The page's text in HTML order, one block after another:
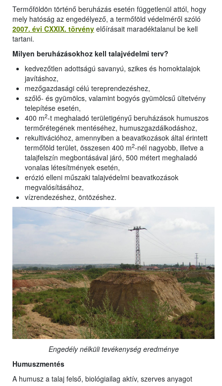
Termőföldön történő beruházás esetén függetlenül attól, hogy
mely hatóság az engedélyező, a termőföld védelméről szóló
2007. évi CXXIX. törvény előírásait maradéktalanul be kell
tartani.
Milyen beruházásokhoz kell talajvédelmi terv?
kedvezőtlen adottságú savanyú, szikes és homoktalajok
javításhoz,
mezőgazdasági célú tereprendezéshez,
szőlő- és gyümölcs, valamint bogyós gyümölcsű ültetvény
telepítése esetén,
400 m2-t meghaladó területigényű beruházások humuszos
termőrétegének mentéséhez, humuszgazdálkodáshoz,
rekultivációhoz, amennyiben a beavatkozások által érintett
termőföld terület, összesen 400 m2-nél nagyobb, illetve a
talajfelszín megbontásával járó, 500 métert meghaladó
vonalas létesítmények esetén,
erózió elleni műszaki talajvédelmi beavatkozások
megvalósításához,
vízrendezéshez, öntözéshez.
Engedély nélküli tevékenység eredménye
Humuszmentés
A humusz a talaj felső, biológiailag aktív, szerves anyagot